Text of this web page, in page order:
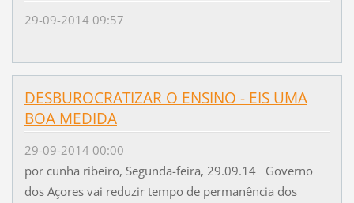
29-09-2014 09:57
DESBUROCRATIZAR O ENSINO - EIS UMA
BOA MEDIDA
29-09-2014 00:00
por cunha ribeiro, Segunda-feira, 29.09.14 Governo
dos Açores vai reduzir tempo de permanência dos